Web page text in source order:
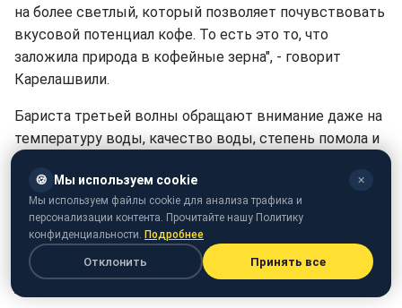
на более светлый, который позволяет почувствовать
вкусовой потенциал кофе. То есть это то, что
заложила природа в кофейные зерна", - говорит
Карелашвили.
Бариста третьей волны обращают внимание даже на
температуру воды, качество воды, степень помола и
непосредственно перед приготовлением,
исключительно на одну порцию. Его вкус тщательно
изучают, обсуждают и даже оценивают как
произведение гастрономического искусства.
А как это касается рядового посетителя?
🍪 Мы используем cookie ✕
Мы используем файлы cookie для анализа трафика и
персонализации контента. Прочитайте нашу Политику
конфиденциальности. Подробнее
Отклонить Принять все